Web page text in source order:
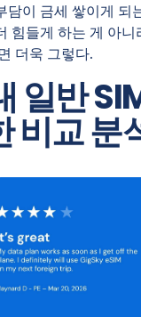
담이 금세 쌓이게 되
힘들게 하는 게 아
더욱 그렇다.
일반
비교 분